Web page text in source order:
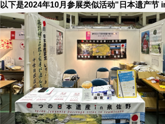
以下是2024年10月参展类似活动"日本遗产节